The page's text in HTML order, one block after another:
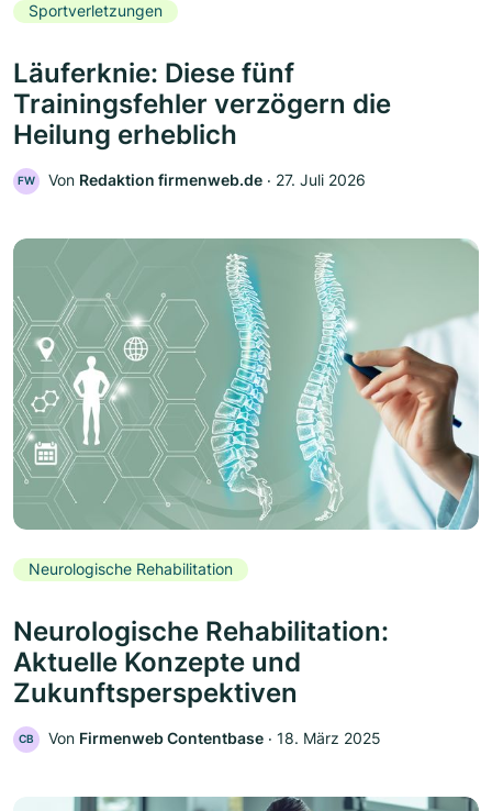
Sportverletzungen
Läuferknie: Diese fünf
Trainingsfehler verzögern die
Heilung erheblich
FW Von Redaktion firmenweb.de ‧ 27. Juli 2026
Neurologische Rehabilitation
Neurologische Rehabilitation:
Aktuelle Konzepte und
Zukunftsperspektiven
CB Von Firmenweb Contentbase ‧ 18. März 2025